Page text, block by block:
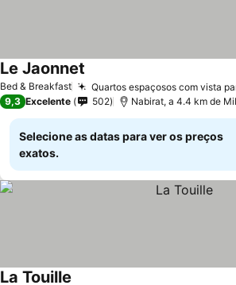
Bed & Breakfast Quartos espaçosos com vista
Le Jaonnet
9,3 Excelente 502 Nabirat, a 4.4 km de
Selecione as datas para ver os preços
exatos.
La Touille